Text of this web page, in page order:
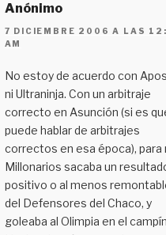
Anónimo
7 DICIEMBRE 2006 A LAS
AM
No estoy de acuerdo con
ni Ultraninja. Con un arbitraje
correcto en Asunción (si es
puede hablar de arbitrajes
correctos en esa época), para
Millonarios sacaba un
positivo o al menos
del Defensores del Chaco, y
goleaba al Olimpia en el